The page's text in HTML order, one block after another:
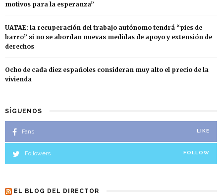
motivos para la esperanza”
UATAE: la recuperación del trabajo autónomo tendrá “pies de
barro” si no se abordan nuevas medidas de apoyo y extensión de
derechos
Ocho de cada diez españoles consideran muy alto el precio de la
vivienda
SÍGUENOS
Fans LIKE
Followers FOLLOW
EL BLOG DEL DIRECTOR